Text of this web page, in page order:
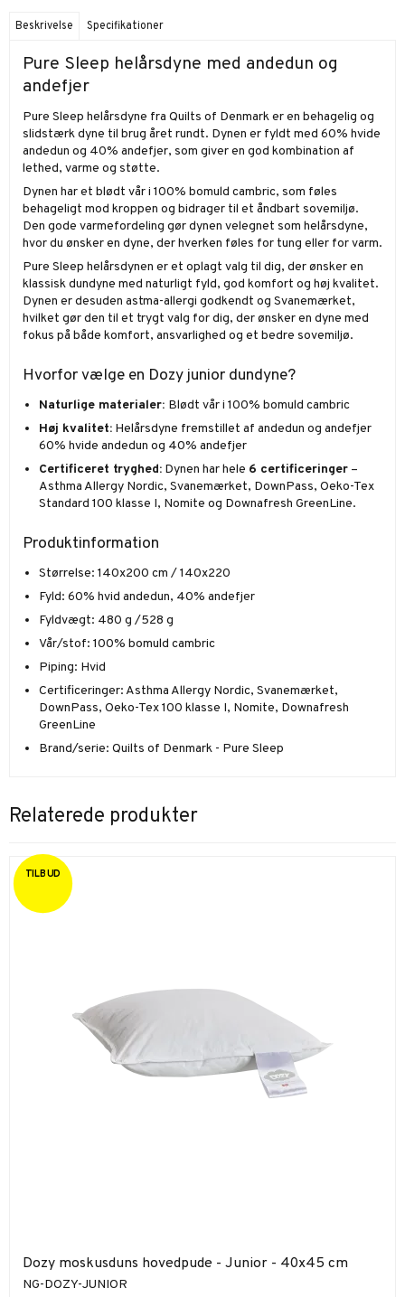
Beskrivelse Specifikationer
Pure Sleep helårsdyne med andedun og
andefjer
Pure Sleep helårsdyne fra Quilts of Denmark er en behagelig og
slidstærk dyne til brug året rundt. Dynen er fyldt med 60% hvide
andedun og 40% andefjer, som giver en god kombination af
lethed, varme og støtte.
Dynen har et blødt vår i 100% bomuld cambric, som føles
behageligt mod kroppen og bidrager til et åndbart sovemiljø.
Den gode varmefordeling gør dynen velegnet som helårsdyne,
hvor du ønsker en dyne, der hverken føles for tung eller for varm.
Pure Sleep helårsdynen er et oplagt valg til dig, der ønsker en
klassisk dundyne med naturligt fyld, god komfort og høj kvalitet.
Dynen er desuden astma-allergi godkendt og Svanemærket,
hvilket gør den til et trygt valg for dig, der ønsker en dyne med
fokus på både komfort, ansvarlighed og et bedre sovemiljø.
Hvorfor vælge en Dozy junior dundyne?
Naturlige materialer: Blødt vår i 100% bomuld cambric
Høj kvalitet:Helårsdyne fremstillet af andedun og andefjer
60% hvide andedun og 40% andefjer
Certificeret tryghed:Dynen har hele 6 certificeringer–
Asthma Allergy Nordic, Svanemærket, DownPass, Oeko-Tex
Standard 100 klasse I, Nomite og Downafresh GreenLine.
Produktinformation
Størrelse: 140x200 cm / 140x220
Fyld: 60% hvid andedun, 40% andefjer
Fyldvægt: 480 g /528 g
Vår/stof: 100% bomuld cambric
Piping: Hvid
Certificeringer: Asthma Allergy Nordic, Svanemærket,
DownPass, Oeko-Tex 100 klasse I, Nomite, Downafresh
GreenLine
Brand/serie: Quilts of Denmark - Pure Sleep
Relaterede produkter
TILBUD
Dozy moskusduns hovedpude - Junior - 40x45 cm
NG-DOZY-JUNIOR